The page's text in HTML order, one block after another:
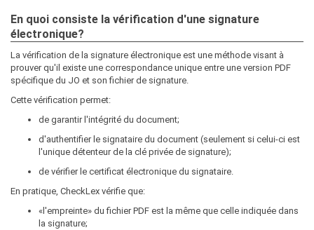
En quoi consiste la vérification d'une signature
électronique?
La vérification de la signature électronique est une méthode visant à
prouver qu'il existe une correspondance unique entre une version PDF
spécifique du JO et son fichier de signature.
Cette vérification permet:
de garantir l'intégrité du document;
d'authentifier le signataire du document (seulement si celui-ci est
l'unique détenteur de la clé privée de signature);
de vérifier le certificat électronique du signataire.
En pratique, CheckLex vérifie que:
«l'empreinte» du fichier PDF est la même que celle indiquée dans
la signature;